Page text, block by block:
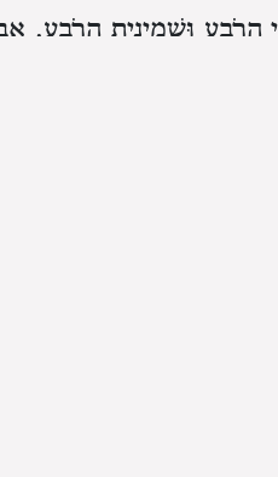
הָרֹבַע וּשְׁמִינִית הָרֹבַע.